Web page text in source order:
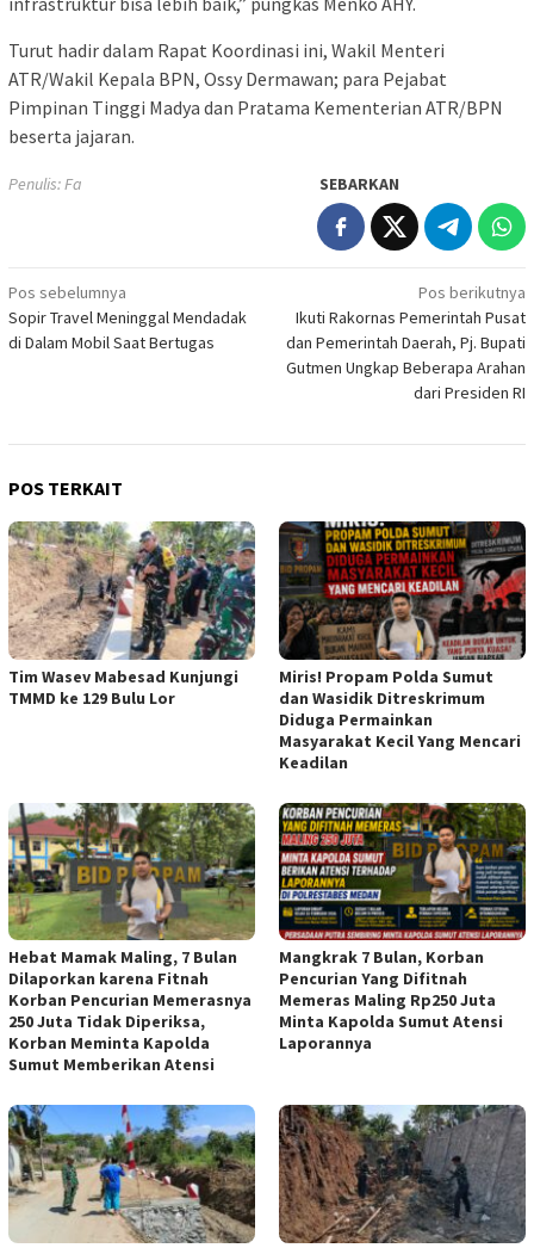
Turut hadir dalam Rapat Koordinasi ini, Wakil Menteri
ATR/Wakil Kepala BPN, Ossy Dermawan; para Pejabat
Pimpinan Tinggi Madya dan Pratama Kementerian ATR/BPN
beserta jajaran.
Penulis: Fa SEBARKAN
Navigasi
pos
Pos sebelumnya
Sopir Travel Meninggal Mendadak
di Dalam Mobil Saat Bertugas
Pos berikutnya
Ikuti Rakornas Pemerintah Pusat
dan Pemerintah Daerah, Pj. Bupati
Gutmen Ungkap Beberapa Arahan
dari Presiden RI
POS TERKAIT
Tim Wasev Mabesad Kunjungi
TMMD ke 129 Bulu Lor
Miris! Propam Polda Sumut
dan Wasidik Ditreskrimum
Diduga Permainkan
Masyarakat Kecil Yang Mencari
Keadilan
Hebat Mamak Maling, 7 Bulan
Dilaporkan karena Fitnah
Korban Pencurian Memerasnya
250 Juta Tidak Diperiksa,
Korban Meminta Kapolda
Sumut Memberikan Atensi
Mangkrak 7 Bulan, Korban
Pencurian Yang Difitnah
Memeras Maling Rp250 Juta
Minta Kapolda Sumut Atensi
Laporannya